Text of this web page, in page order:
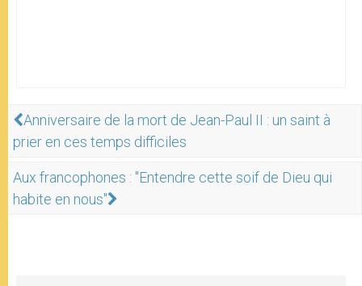
Anniversaire de la mort de Jean-Paul II : un saint à
prier en ces temps difficiles
Aux francophones : "Entendre cette soif de Dieu qui
habite en nous"